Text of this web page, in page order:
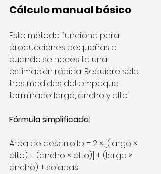
Cálculo manual básico
Este método funciona para
producciones pequeñas o
cuando se necesita una
estimación rápida. Requiere solo
tres medidas del empaque
terminado: largo, ancho y alto.
Fórmula simplificada:
Área de desarrollo = 2 × [(largo ×
alto) + (ancho × alto)] + (largo ×
ancho) + solapas